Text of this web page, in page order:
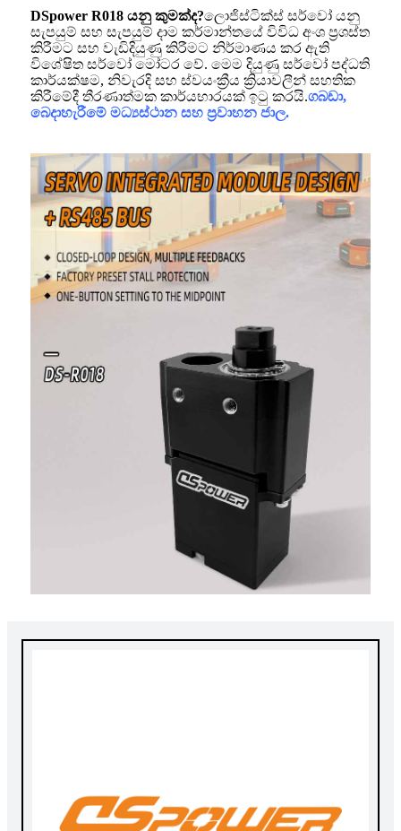
DSpower R018 යනු කුමක්ද?ලොජිස්ටික්ස් සර්වෝ යනු
සැපයුම් සහ සැපයුම් දාම කර්මාන්තයේ විවිධ අංශ ප්‍රශස්ත
කිරීමට සහ වැඩිදියුණු කිරීමට නිර්මාණය කර ඇති
විශේෂිත සර්වෝ මෝටර වේ. මෙම දියුණු සර්වෝ පද්ධති
කාර්යක්ෂම, නිවැරදි සහ ස්වයංක්‍රීය ක්‍රියාවලීන් සහතික
කිරීමේදී තීරණාත්මක කාර්යභාරයක් ඉටු කරයි.ගබඩා,
බෙදාහැරීමේ මධ්‍යස්ථාන සහ ප්‍රවාහන ජාල.